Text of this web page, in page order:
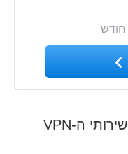
חודש
השוואה בין X-VPN לבין שירותי ה-VPN